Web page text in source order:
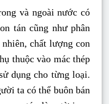
và ngoài nước có
tán cũng như phân
chất lượng con
thuộc vào mác thép
dụng cho từng loại.
ta có thể buôn bán